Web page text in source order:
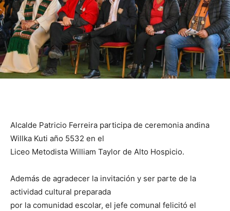
Alcalde Patricio Ferreira participa de ceremonia andina
Willka Kuti año 5532 en el
Liceo Metodista William Taylor de Alto Hospicio.
Además de agradecer la invitación y ser parte de la
actividad cultural preparada
por la comunidad escolar, el jefe comunal felicitó el